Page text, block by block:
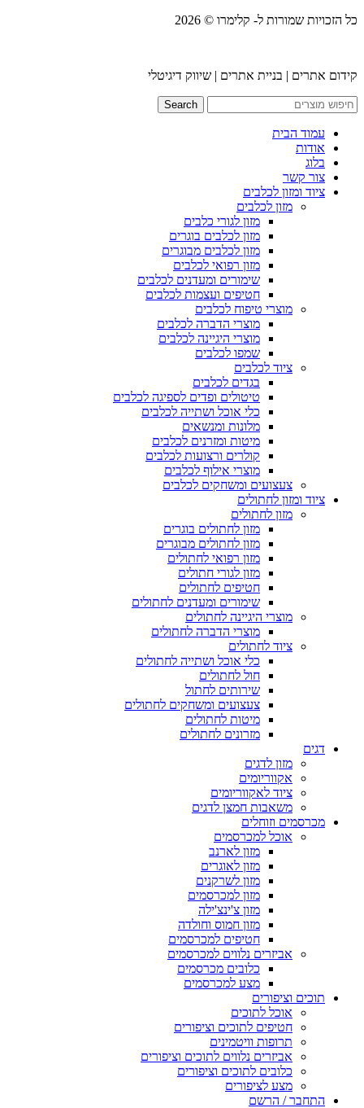
כל הזכויות שמורות ל- קלימרו © 2026
קידום אתרים | בניית אתרים | שיווק דיגיטלי
Search
עמוד הבית
אודות
בלוג
צור קשר
ציוד ומזון לכלבים
מזון לכלבים
מזון לגורי כלבים
מזון לכלבים בוגרים
מזון לכלבים מבוגרים
מזון רפואי לכלבים
שימורים ומעדנים לכלבים
חטיפים ועצמות לכלבים
מוצרי טיפוח לכלבים
מוצרי הדברה לכלבים
מוצרי היגיינה לכלבים
שמפו לכלבים
ציוד לכלבים
בגדים לכלבים
טיטולים ופדים לספיגה לכלבים
כלי אוכל ושתייה לכלבים
מלונות ומנשאים
מיטות ומזרנים לכלבים
קולרים ורצועות לכלבים
מוצרי אילוף לכלבים
צעצועים ומשחקים לכלבים
ציוד ומזון לחתולים
מזון לחתולים
מזון לחתולים בוגרים
מזון לחתולים מבוגרים
מזון רפואי לחתולים
מזון לגורי חתולים
חטיפים לחתולים
שימורים ומעדנים לחתולים
מוצרי היגיינה לחתולים
מוצרי הדברה לחתולים
ציוד לחתולים
כלי אוכל ושתייה לחתולים
חול לחתולים
שירותים לחתול
צעצועים ומשחקים לחתולים
מיטות לחתולים
מזרונים לחתולים
דגים
מזון לדגים
אקווריומים
ציוד לאקווריומים
משאבות חמצן לדגים
מכרסמים וזוחלים
אוכל למכרסמים
מזון לארנב
מזון לאוגרים
מזון לשרקנים
מזון למכרסמים
מזון צ'ינצ'ילה
מזון חמוס וחולדה
חטיפים למכרסמים
אביזרים נלווים למכרסמים
כלובים מכרסמים
מצע למכרסמים
תוכים וציפורים
אוכל לתוכים
חטיפים לתוכים וציפורים
תרופות וויטמינים
אביזרים נלווים לתוכים וציפורים
כלובים לתוכים וציפורים
מצע לציפורים
התחבר / הרשם